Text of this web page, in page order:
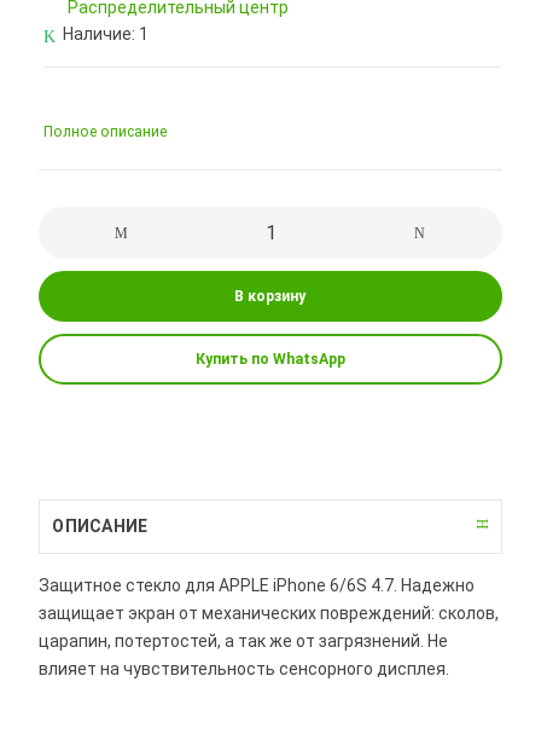
Pаспределительный центр
Наличие: 1
Полное описание
В корзину
Купить по WhatsApp
ОПИСАНИЕ
Защитное стекло для APPLE iPhone 6/6S 4.7. Надежно
защищает экран от механических повреждений: сколов,
царапин, потертостей, а так же от загрязнений. Не
влияет на чувствительность сенсорного дисплея.